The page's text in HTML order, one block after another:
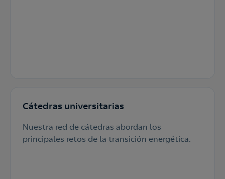
Cátedras universitarias
Nuestra red de cátedras abordan los
principales retos de la transición energética.